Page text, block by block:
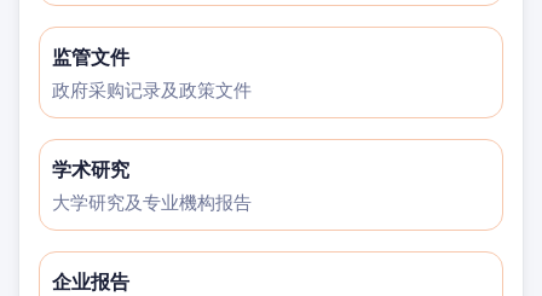
监管文件
政府采购记录及政策文件
学术研究
大学研究及专业機构报告
企业报告